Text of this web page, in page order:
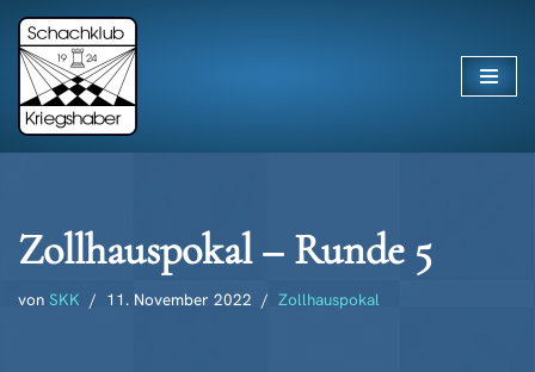
Zum
Inhalt
springen
Zollhauspokal – Runde 5
von SKK 11. November 2022 Zollhauspokal